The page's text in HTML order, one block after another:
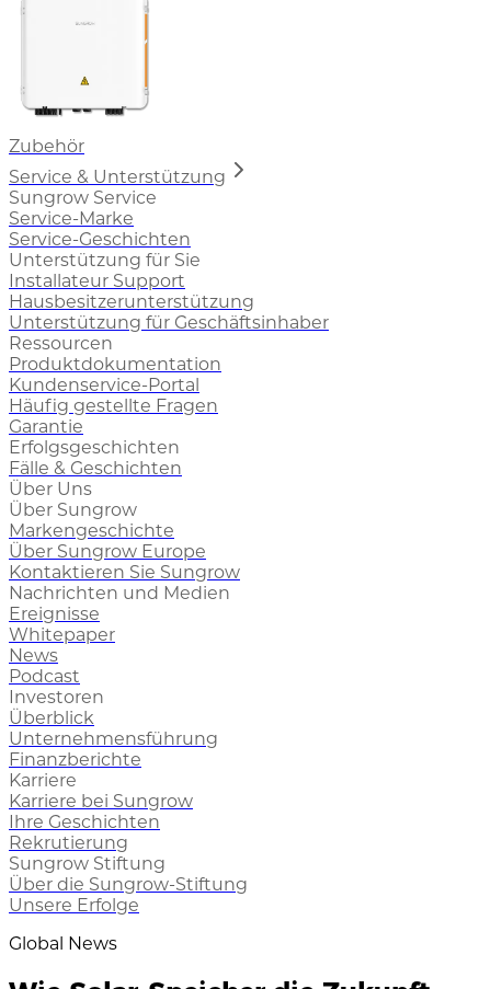
Zubehör
Service & Unterstützung
Sungrow Service
Service-Marke
Service-Geschichten
Unterstützung für Sie
Installateur Support
Hausbesitzerunterstützung
Unterstützung für Geschäftsinhaber
Ressourcen
Produktdokumentation
Kundenservice-Portal
Häufig gestellte Fragen
Garantie
Erfolgsgeschichten
Fälle & Geschichten
Über Uns
Über Sungrow
Markengeschichte
Über Sungrow Europe
Kontaktieren Sie Sungrow
Nachrichten und Medien
Ereignisse
Whitepaper
News
Podcast
Investoren
Überblick
Unternehmensführung
Finanzberichte
Karriere
Karriere bei Sungrow
Ihre Geschichten
Rekrutierung
Sungrow Stiftung
Über die Sungrow-Stiftung
Unsere Erfolge
Global News